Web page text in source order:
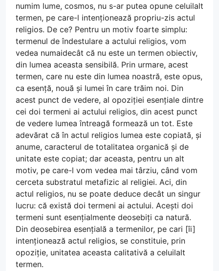
numim lume, cosmos, nu s-ar putea opune celuilalt
termen, pe care-l intenționează propriu-zis actul
religios. De ce? Pentru un motiv foarte simplu:
termenul de îndestulare a actului religios, vom
vedea numaidecât că nu este un termen obiectiv,
din lumea aceasta sensibilă. Prin urmare, acest
termen, care nu este din lumea noastră, este opus,
ca esență, nouă și lumei în care trăim noi. Din
acest punct de vedere, al opoziției esențiale dintre
cei doi termeni ai actului religios, din acest punct
de vedere lumea întreagă formează un tot. Este
adevărat că în actul religios lumea este copiată, și
anume, caracterul de totalitatea organică și de
unitate este copiat; dar aceasta, pentru un alt
motiv, pe care-l vom vedea mai târziu, când vom
cerceta substratul metafizic al religiei. Aci, din
actul religios, nu se poate deduce decât un singur
lucru: că există doi termeni ai actului. Acești doi
termeni sunt esențialmente deosebiți ca natură.
Din deosebirea esențială a termenilor, pe cari [îi]
intenționează actul religios, se constituie, prin
opoziție, unitatea aceasta calitativă a celuilalt
termen.